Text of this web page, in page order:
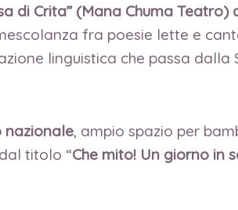
di Crita” (Mana Chuma
fra poesie lette e
linguistica che passa
nazionale, ampio spazio per
dal titolo “Che mito! Un giorno in